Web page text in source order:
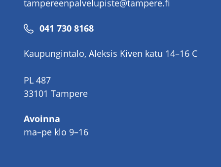
tampereenpalvelupiste@tampere.fi
Puhelinnumero
041 730 8168
Kaupungintalo, Aleksis Kiven katu 14–16 C
PL 487
33101 Tampere
Avoinna
ma–pe klo 9–16